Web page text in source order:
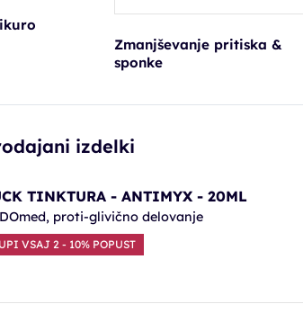
Zmanjševanje pritiska &
sponke
izdelki
TINKTURA - ANTIMYX - 20ML
proti-glivično delovanje
VSAJ 2 - 10% POPUST